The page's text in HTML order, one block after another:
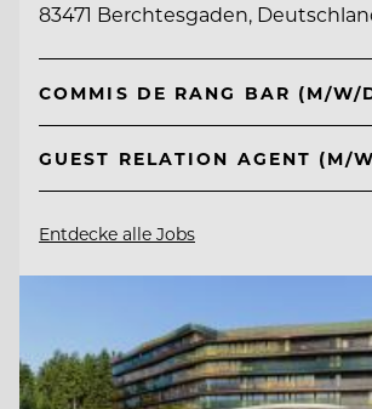
83471 Berchtesgaden,
COMMIS DE RANG BAR (M/W/
GUEST RELATION AGENT (M/
Entdecke alle Jobs